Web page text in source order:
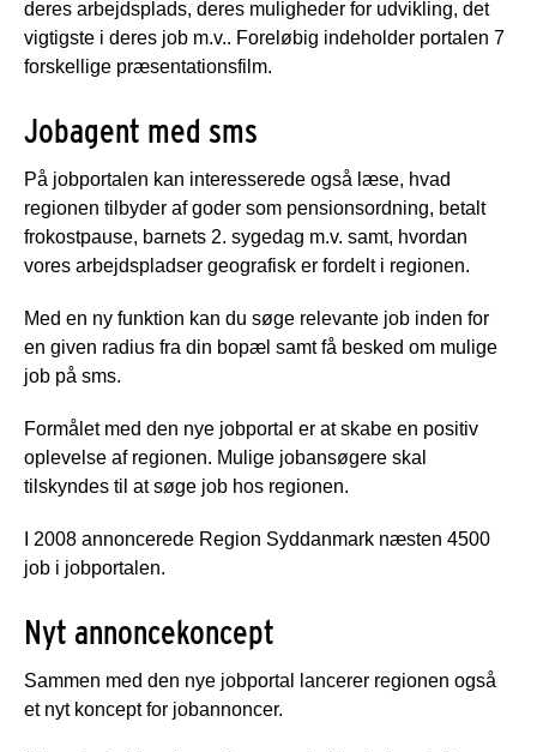
deres arbejdsplads, deres muligheder for udvikling, det
vigtigste i deres job m.v.. Foreløbig indeholder portalen 7
forskellige præsentationsfilm.
Jobagent med sms
På jobportalen kan interesserede også læse, hvad
regionen tilbyder af goder som pensionsordning, betalt
frokostpause, barnets 2. sygedag m.v. samt, hvordan
vores arbejdspladser geografisk er fordelt i regionen.
Med en ny funktion kan du søge relevante job inden for
en given radius fra din bopæl samt få besked om mulige
job på sms.
Formålet med den nye jobportal er at skabe en positiv
oplevelse af regionen. Mulige jobansøgere skal
tilskyndes til at søge job hos regionen.
I 2008 annoncerede Region Syddanmark næsten 4500
job i jobportalen.
Nyt annoncekoncept
Sammen med den nye jobportal lancerer regionen også
et nyt koncept for jobannoncer.